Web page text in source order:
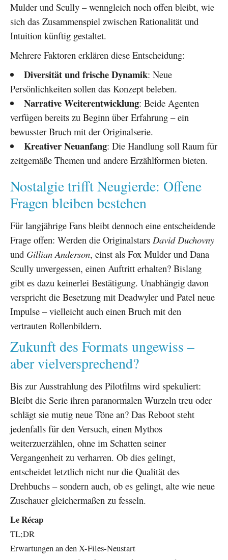
Mulder und Scully – wenngleich noch offen bleibt, wie
sich das Zusammenspiel zwischen Rationalität und
Intuition künftig gestaltet.
Mehrere Faktoren erklären diese Entscheidung:
Diversität und frische Dynamik: Neue
Persönlichkeiten sollen das Konzept beleben.
Narrative Weiterentwicklung: Beide Agenten
verfügen bereits zu Beginn über Erfahrung – ein
bewusster Bruch mit der Originalserie.
Kreativer Neuanfang: Die Handlung soll Raum für
zeitgemäße Themen und andere Erzählformen bieten.
Nostalgie trifft Neugierde: Offene
Fragen bleiben bestehen
Für langjährige Fans bleibt dennoch eine entscheidende
Frage offen: Werden die Originalstars David Duchovny
und Gillian Anderson, einst als Fox Mulder und Dana
Scully unvergessen, einen Auftritt erhalten? Bislang
gibt es dazu keinerlei Bestätigung. Unabhängig davon
verspricht die Besetzung mit Deadwyler und Patel neue
Impulse – vielleicht auch einen Bruch mit den
vertrauten Rollenbildern.
Zukunft des Formats ungewiss –
aber vielversprechend?
Bis zur Ausstrahlung des Pilotfilms wird spekuliert:
Bleibt die Serie ihren paranormalen Wurzeln treu oder
schlägt sie mutig neue Töne an? Das Reboot steht
jedenfalls für den Versuch, einen Mythos
weiterzuerzählen, ohne im Schatten seiner
Vergangenheit zu verharren. Ob dies gelingt,
entscheidet letztlich nicht nur die Qualität des
Drehbuchs – sondern auch, ob es gelingt, alte wie neue
Zuschauer gleichermaßen zu fesseln.
Le Récap
TL;DR
Erwartungen an den X-Files-Neustart